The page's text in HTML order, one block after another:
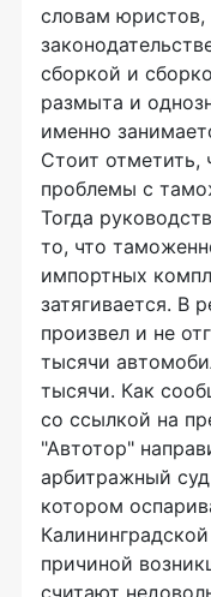
словам
сборкой и
размыта и
именно
Стоит отметить,
проблемы с
Тогда
то, что
импортных
затягивается. В
произвел и не
тысячи
тысячи. Как
со ссылкой на
"Автотор"
арбитражный
котором
причиной
считают